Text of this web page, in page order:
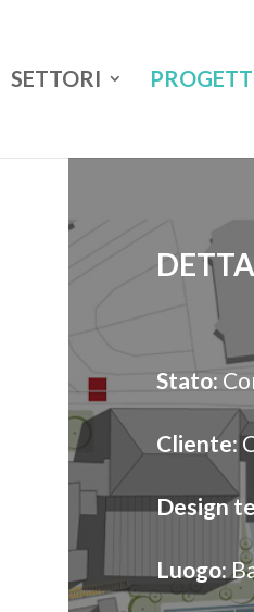
SETTORI
Stato:
Cliente:
Design
Luogo: